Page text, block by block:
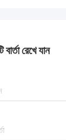
বার্তা রেখে যান